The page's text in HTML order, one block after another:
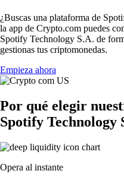
¿Buscas una plataforma de
la app de Crypto.com puedes
Spotify Technology S.A. de
gestionas tus criptomonedas.
Empieza ahora
Por qué elegir
Spotify Technology
Opera al instante